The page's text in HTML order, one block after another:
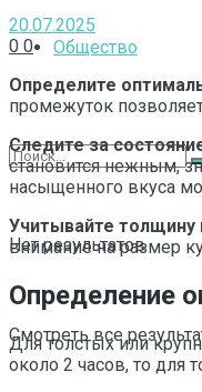
Общество
Нет результатов
Смотреть все
20.07.2025
0 0
Определите
промежуток
Следите за
становится нежным,
насыщенного вкуса
Учитывайте толщину
внимание на размер
Определение
Для толстых или
около 2 часов, то для